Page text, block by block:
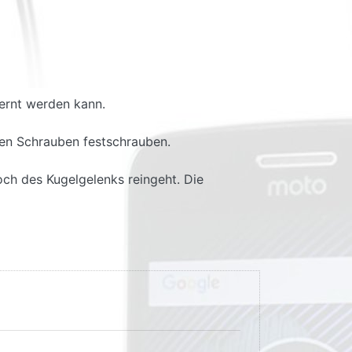
werden kann.
Schrauben festschrauben.
des Kugelgelenks reingeht. Die